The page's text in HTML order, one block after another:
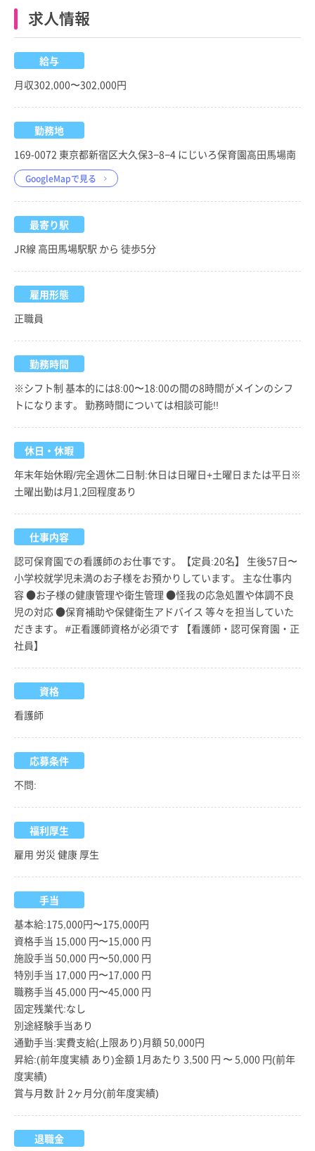
求人情報
給与
月収302,000〜302,000円
勤務地
169-0072 東京都新宿区大久保3−8−4 にじいろ保育園高田馬場南
GoogleMapで見る
最寄り駅
JR線 高田馬場駅駅 から 徒歩5分
雇用形態
正職員
勤務時間
※シフト制 基本的には8:00〜18:00の間の8時間がメインのシフ
トになります。 勤務時間については相談可能!!
休日・休暇
年末年始休暇/完全週休二日制:休日は日曜日+土曜日または平日※
土曜出勤は月1,2回程度あり
仕事内容
認可保育園での看護師のお仕事です。【定員:20名】 生後57日〜
小学校就学児未満のお子様をお預かりしています。 主な仕事内
容 ●お子様の健康管理や衛生管理 ●怪我の応急処置や体調不良
児の対応 ●保育補助や保健衛生アドバイス 等々を担当していた
だきます。 #正看護師資格が必須です 【看護師・認可保育園・正
社員】
資格
看護師
応募条件
不問:
福利厚生
雇用 労災 健康 厚生
手当
基本給:175,000円〜175,000円
資格手当 15,000 円〜15,000 円
施設手当 50,000 円〜50,000 円
特別手当 17,000 円〜17,000 円
職務手当 45,000 円〜45,000 円
固定残業代:なし
別途経験手当あり
通勤手当:実費支給(上限あり)月額 50,000円
昇給:(前年度実績 あり)金額 1月あたり 3,500 円 〜 5,000 円(前年
度実績)
賞与月数 計 2ヶ月分(前年度実績)
退職金